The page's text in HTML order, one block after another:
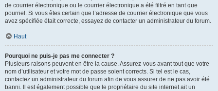
de courrier électronique ou le courrier électronique a été filtré en tant que
pourriel. Si vous êtes certain que l’adresse de courrier électronique que vous
avez spécifiée était correcte, essayez de contacter un administrateur du forum.
Haut
Pourquoi ne puis-je pas me connecter ?
Plusieurs raisons peuvent en être la cause. Assurez-vous avant tout que votre
nom d’utilisateur et votre mot de passe soient corrects. Si tel est le cas,
contactez un administrateur du forum afin de vous assurer de ne pas avoir été
banni. Il est également possible que le propriétaire du site internet ait un